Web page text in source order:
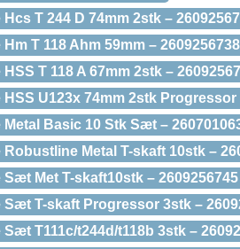
T 244 D 74mm 2stk –
T 118 Ahm 59mm – 2609256738
T 118 A 67mm 2stk –
U123x 74mm 2stk Progressor
Basic 10 Stk Sæt –
Metal T-skaft 10stk –
Met T-skaft10stk – 2609256745
T-skaft Progressor 3stk –
T111c/t244d/t118b 3stk –